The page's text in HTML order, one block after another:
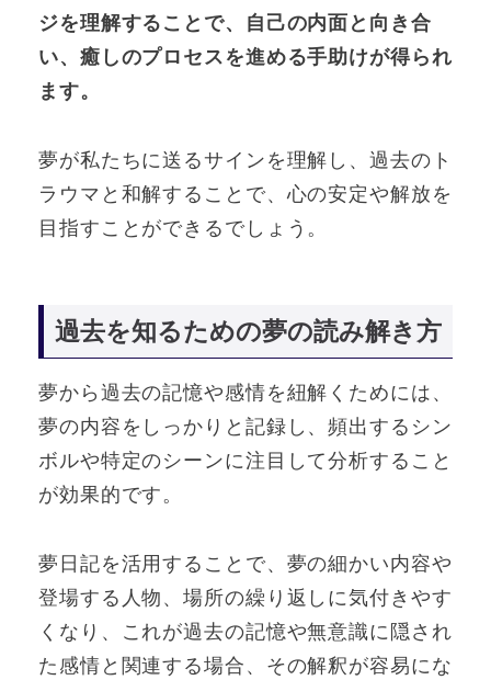
ジを理解することで、自己の内面と向き合
い、癒しのプロセスを進める手助けが得られ
ます。
夢が私たちに送るサインを理解し、過去のト
ラウマと和解することで、心の安定や解放を
目指すことができるでしょう。
過去を知るための夢の読み解き方
夢から過去の記憶や感情を紐解くためには、
夢の内容をしっかりと記録し、頻出するシン
ボルや特定のシーンに注目して分析すること
が効果的です。
夢日記を活用することで、夢の細かい内容や
登場する人物、場所の繰り返しに気付きやす
くなり、これが過去の記憶や無意識に隠され
た感情と関連する場合、その解釈が容易にな